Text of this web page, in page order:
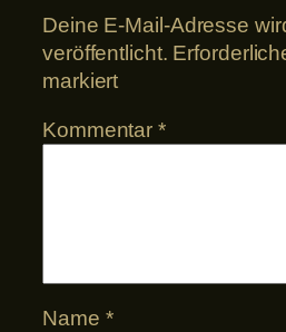
Deine E-Mail-Adresse
veröffentlicht.
markiert
Kommentar*
Name *